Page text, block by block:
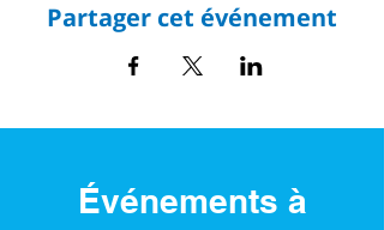
Partager cet événement
Événements à